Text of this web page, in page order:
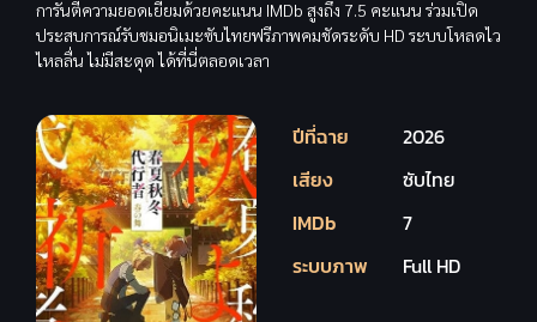
การันตีความยอดเยี่ยมด้วยคะแนน IMDb สูงถึง 7.5 คะแนน ร่วมเปิด
ประสบการณ์รับชมอนิเมะซับไทยฟรีภาพคมชัดระดับ HD ระบบโหลดไว
ไหลลื่น ไม่มีสะดุด ได้ที่นี่ตลอดเวลา
ปีที่ฉาย
2026
เสียง
ซับไทย
IMDb
7
ระบบภาพ
Full HD